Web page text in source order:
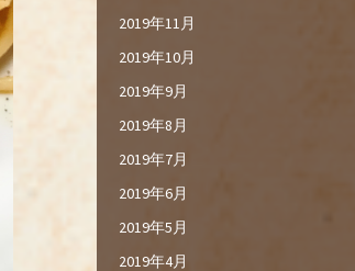
2019年11月
2019年10月
2019年9月
2019年8月
2019年7月
2019年6月
2019年5月
2019年4月